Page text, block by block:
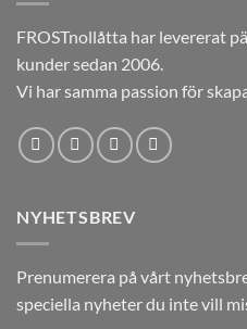
FROSTnollåtta har levererat
kunder sedan 2006.
Vi har samma passion för
NYHETSBREV
Prenumerera på vårt
speciella nyheter du inte vill